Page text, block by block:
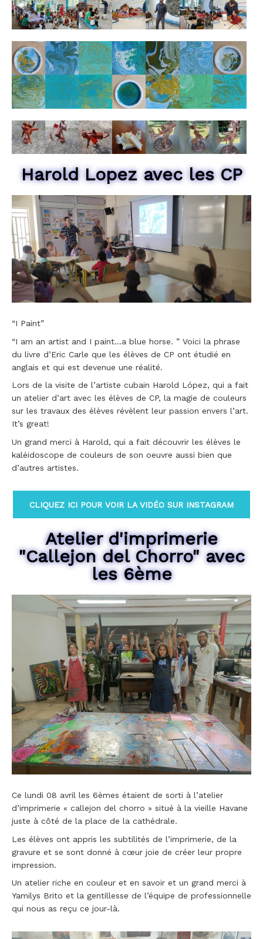
Harold Lopez avec les CP
“I Paint”
“I am an artist and I paint…a blue horse. ” Voici la phrase
du livre d’Eric Carle que les élèves de CP ont étudié en
anglais et qui est devenue une réalité.
Lors de la visite de l’artiste cubain Harold López, qui a fait
un atelier d’art avec les élèves de CP, la magie de couleurs
sur les travaux des élèves révèlent leur passion envers l’art.
It’s great!
Un grand merci à Harold, qui a fait découvrir les élèves le
kaléidoscope de couleurs de son oeuvre aussi bien que
d’autres artistes.
CLIQUEZ ICI POUR VOIR LA VIDÉO SUR INSTAGRAM
Atelier d'imprimerie
"Callejon del Chorro" avec
les 6ème
Ce lundi 08 avril les 6èmes étaient de sorti à l’atelier
d’imprimerie « callejon del chorro » situé à la vieille Havane
juste à côté de la place de la cathédrale.
Les élèves ont appris les subtilités de l’imprimerie, de la
gravure et se sont donné à cœur joie de créer leur propre
impression.
Un atelier riche en couleur et en savoir et un grand merci à
Yamilys Brito et la gentillesse de l’équipe de professionnelle
qui nous as reçu ce jour-là.